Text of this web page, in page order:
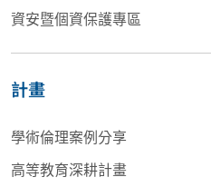
資安暨個資保護專區
計畫
學術倫理案例分享
高等教育深耕計畫